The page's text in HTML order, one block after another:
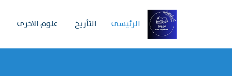
الرئیسی التأريخ علوم الاخرى